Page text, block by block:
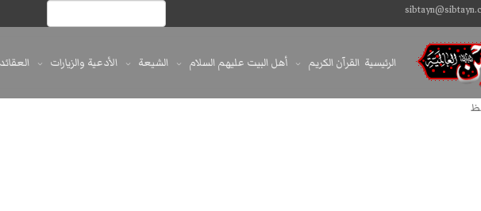
الرئيسية القرآن الكريم أهل البيت عليهم السلام الشيعة الأدعية والزيارات العقائد